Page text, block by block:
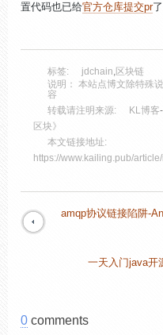
置代码也已给官方仓库提交pr
标签: jdchain,区块链
说明： 本站点博文除特殊
容
转载请注明来源:
KL博客-
区块》
本文链接地址:
https://www.kailing.pub/
amqp协议链接陷阱-
一天入门java开
0 comments